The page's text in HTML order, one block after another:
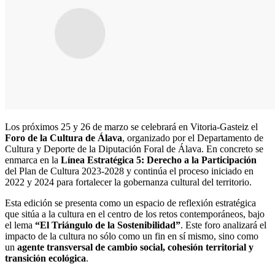
Los próximos 25 y 26 de marzo se celebrará en Vitoria-Gasteiz el
Foro de la Cultura de Álava, organizado por el Departamento de
Cultura y Deporte de la Diputación Foral de Álava. En concreto se
enmarca en la Línea Estratégica 5: Derecho a la Participación
del Plan de Cultura 2023-2028 y continúa el proceso iniciado en
2022 y 2024 para fortalecer la gobernanza cultural del territorio.
Esta edición se presenta como un espacio de reflexión estratégica
que sitúa a la cultura en el centro de los retos contemporáneos, bajo
el lema “El Triángulo de la Sostenibilidad”. Este foro analizará el
impacto de la cultura no sólo como un fin en sí mismo, sino como
un agente transversal de cambio social, cohesión territorial y
transición ecológica.